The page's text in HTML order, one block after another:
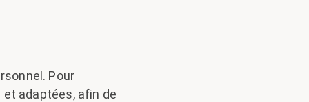
Pour
adaptées, afin de